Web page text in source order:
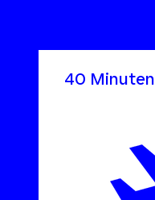
40 Minuten